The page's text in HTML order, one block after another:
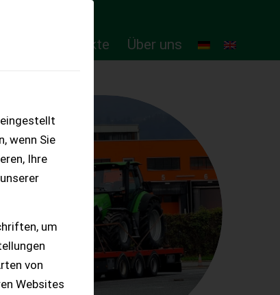
wenn Sie
Ihre
um
von
Websites
Online-Produkte Über uns